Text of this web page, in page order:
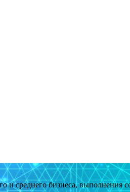
и среднего бизнеса,